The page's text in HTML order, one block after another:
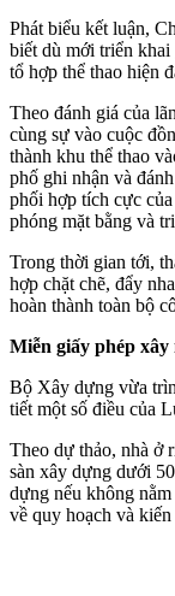
Phát biểu kết luận,
biết dù mới triển khai
tổ hợp thể thao hiện
Theo đánh giá của
cùng sự vào cuộc
thành khu thể thao
phố ghi nhận và
phối hợp tích cực
phóng mặt bằng và
Trong thời gian tới,
hợp chặt chẽ, đẩy
hoàn thành toàn bộ
Miễn giấy phép
Bộ Xây dựng vừa
tiết một số điều của
Theo dự thảo, nhà ở
sàn xây dựng dưới
dựng nếu không
về quy hoạch và kiến